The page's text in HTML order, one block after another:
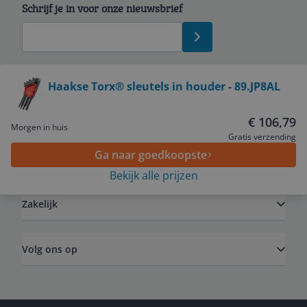
Haakse Torx® sleutels in houder - 89.JP8AL
Morgen in huis € 106,79
Gratis verzending
Ga naar goedkoopste
Bekijk alle prijzen
Schrijf je in voor onze nieuwsbrief
Service
Zakelijk
Volg ons op